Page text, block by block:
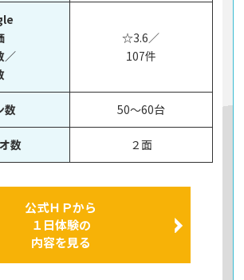
／
☆3.6／
107件
数 50～60台
数 ２面
公式ＨＰから
１日体験の
内容を見る